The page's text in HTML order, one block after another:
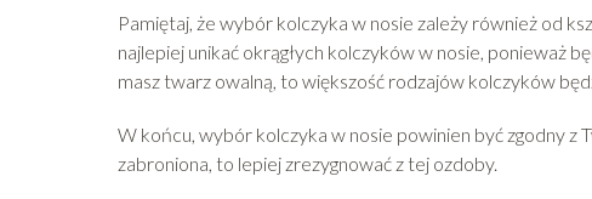
Pamiętaj, że wybór kolczyka w nosie zależy również od
najlepiej unikać okrągłych kolczyków w nosie, ponieważ
masz twarz owalną, to większość rodzajów kolczyków
W końcu, wybór kolczyka w nosie powinien być zgodny z
zabroniona, to lepiej zrezygnować z tej ozdoby.